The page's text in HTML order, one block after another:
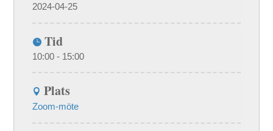
2024-04-25
Tid
10:00 - 15:00
Plats
Zoom-möte